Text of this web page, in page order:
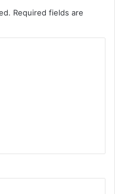
Required fields are